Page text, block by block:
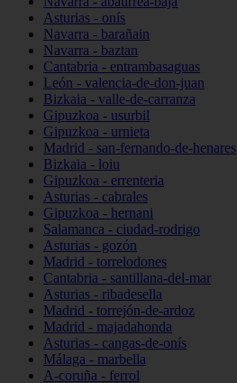
Asturias - onís
Navarra - barañain
Navarra - baztan
Cantabria - entrambasaguas
León - valencia-de-don-juan
Bizkaia - valle-de-carranza
Gipuzkoa - usurbil
Gipuzkoa - urnieta
Madrid - san-fernando-de-henares
Bizkaia - loiu
Gipuzkoa - errenteria
Asturias - cabrales
Gipuzkoa - hernani
Salamanca - ciudad-rodrigo
Asturias - gozón
Madrid - torrelodones
Cantabria - santillana-del-mar
Asturias - ribadesella
Madrid - torrejón-de-ardoz
Madrid - majadahonda
Asturias - cangas-de-onís
Málaga - marbella
A-coruña - ferrol